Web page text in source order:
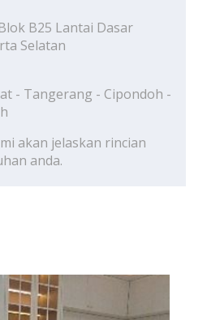
B25 Lantai Dasar
Selatan
- Tangerang - Cipondoh -
akan jelaskan rincian
anda.